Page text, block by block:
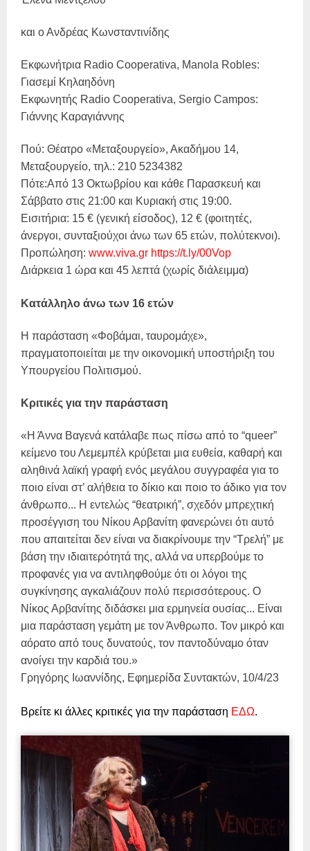
και ο Ανδρέας Κωνσταντινίδης
Εκφωνήτρια Radio Cooperativa, Manola Robles:
Γιασεμί Κηλαηδόνη
Εκφωνητής Radio Cooperativa, Sergio Campos:
Γιάννης Καραγιάννης
Πού: Θέατρο «Μεταξουργείο», Ακαδήμου 14,
Μεταξουργείο, τηλ.: 210 5234382
Πότε:Από 13 Οκτωβρίου και κάθε Παρασκευή και
Σάββατο στις 21:00 και Κυριακή στις 19:00.
Εισιτήρια: 15 € (γενική είσοδος), 12 € (φοιτητές,
άνεργοι, συνταξιούχοι άνω των 65 ετών, πολύτεκνοι).
Προπώληση: www.viva.gr https://t.ly/00Vop
Διάρκεια 1 ώρα και 45 λεπτά (χωρίς διάλειμμα)
Κατάλληλο άνω των 16 ετών
Η παράσταση «Φοβάμαι, ταυρομάχε»,
πραγματοποιείται με την οικονομική υποστήριξη του
Υπουργείου Πολιτισμού.
Κριτικές για την παράσταση
«Η Άννα Βαγενά κατάλαβε πως πίσω από το “queer”
κείμενο του Λεμεμπέλ κρύβεται μια ευθεία, καθαρή και
αληθινά λαϊκή γραφή ενός μεγάλου συγγραφέα για το
ποιο είναι στ’ αλήθεια το δίκιο και ποιο το άδικο για τον
άνθρωπο... Η εντελώς “θεατρική”, σχεδόν μπρεχτική
προσέγγιση του Νίκου Αρβανίτη φανερώνει ότι αυτό
που απαιτείται δεν είναι να διακρίνουμε την “Τρελή” με
βάση την ιδιαιτερότητά της, αλλά να υπερβούμε το
προφανές για να αντιληφθούμε ότι οι λόγοι της
συγκίνησης αγκαλιάζουν πολύ περισσότερους. Ο
Νίκος Αρβανίτης διδάσκει μια ερμηνεία ουσίας... Είναι
μια παράσταση γεμάτη με τον Άνθρωπο. Τον μικρό και
αόρατο από τους δυνατούς, τον παντοδύναμο όταν
ανοίγει την καρδιά του.»
Γρηγόρης Ιωαννίδης, Εφημερίδα Συντακτών, 10/4/23
Βρείτε κι άλλες κριτικές για την παράσταση ΕΔΩ.